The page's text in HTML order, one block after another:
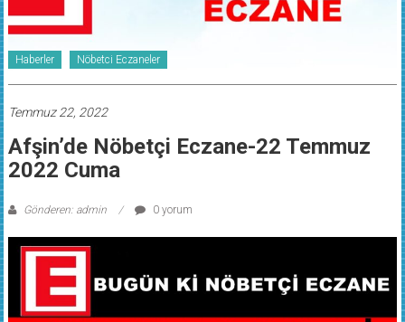
Haberler Nöbetci Eczaneler
Temmuz 22, 2022
Afşin’de Nöbetçi Eczane-22 Temmuz
2022 Cuma
Gönderen: admin 0 yorum